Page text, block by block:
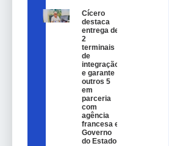
Cícero
destaca
entrega de
2
terminais
de
integração
e garante
outros 5
em
parceria
com
agência
francesa e
Governo
do Estado